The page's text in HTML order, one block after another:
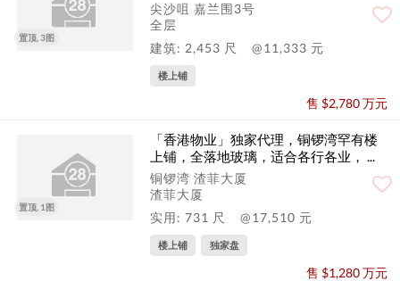
置顶, 3图
尖沙咀 嘉兰围3号
全层
建筑: 2,453 尺
@11,333 元
楼上铺
售 $2,780 万元
置顶, 1图
「香港物业」独家代理，铜锣湾罕有楼
上铺，全落地玻璃，适合各行各业， ...
铜锣湾 渣菲大厦
渣菲大厦
实用: 731 尺
@17,510 元
楼上铺 独家盘
售 $1,280 万元